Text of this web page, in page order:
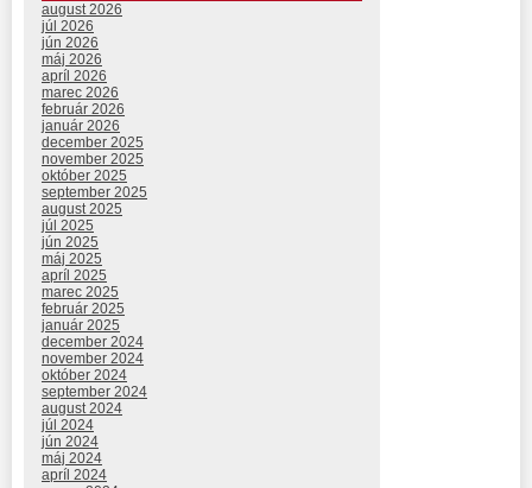
august 2026
júl 2026
jún 2026
máj 2026
apríl 2026
marec 2026
február 2026
január 2026
december 2025
november 2025
október 2025
september 2025
august 2025
júl 2025
jún 2025
máj 2025
apríl 2025
marec 2025
február 2025
január 2025
december 2024
november 2024
október 2024
september 2024
august 2024
júl 2024
jún 2024
máj 2024
apríl 2024